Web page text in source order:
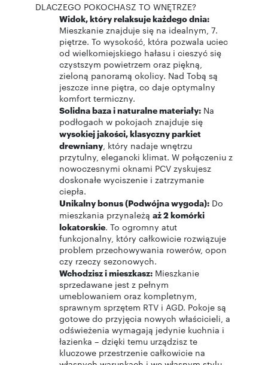
DLACZEGO POKOCHASZ TO WNĘTRZE?
Widok, który relaksuje każdego dnia:
Mieszkanie znajduje się na idealnym, 7.
piętrze. To wysokość, która pozwala uciec
od wielkomiejskiego hałasu i cieszyć się
czystszym powietrzem oraz piękną,
zieloną panoramą okolicy. Nad Tobą są
jeszcze inne piętra, co daje optymalny
komfort termiczny.
Solidna baza i naturalne materiały: Na
podłogach w pokojach znajduje się
wysokiej jakości, klasyczny parkiet
drewniany, który nadaje wnętrzu
przytulny, elegancki klimat. W połączeniu z
nowoczesnymi oknami PCV zyskujesz
doskonałe wyciszenie i zatrzymanie
ciepła.
Unikalny bonus (Podwójna wygoda): Do
mieszkania przynależą aż 2 komórki
lokatorskie. To ogromny atut
funkcjonalny, który całkowicie rozwiązuje
problem przechowywania rowerów, opon
czy rzeczy sezonowych.
Wchodzisz i mieszkasz: Mieszkanie
sprzedawane jest z pełnym
umeblowaniem oraz kompletnym,
sprawnym sprzętem RTV i AGD. Pokoje są
gotowe do przyjęcia nowych właścicieli, a
odświeżenia wymagają jedynie kuchnia i
łazienka – dzięki temu urządzisz te
kluczowe przestrzenie całkowicie na